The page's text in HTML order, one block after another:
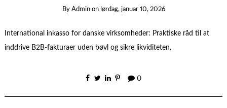
By Admin on lørdag, januar 10, 2026
International inkasso for danske virksomheder: Praktiske råd til at
inddrive B2B‑fakturaer uden bøvl og sikre likviditeten.
0